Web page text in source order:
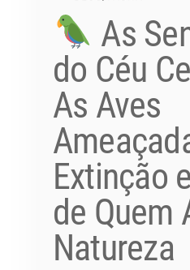
As
do Céu
As Aves
Extinção
de Quem
Natureza